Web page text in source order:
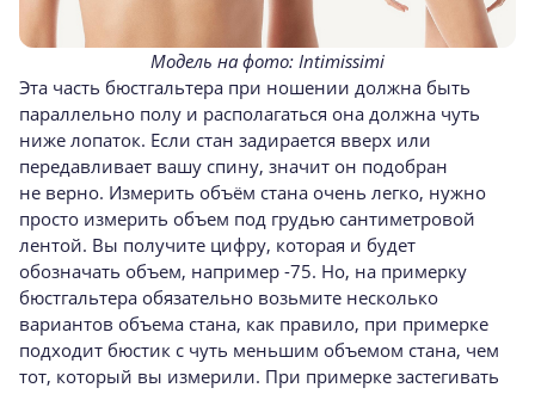
Модель на фото: Intimissimi
Эта часть бюстгальтера при ношении должна быть
параллельно полу и располагаться она должна чуть
ниже лопаток. Если стан задирается вверх или
передавливает вашу спину, значит он подобран
не верно. Измерить объём стана очень легко, нужно
просто измерить объем под грудью сантиметровой
лентой. Вы получите цифру, которая и будет
обозначать объем, например -75. Но, на примерку
бюстгальтера обязательно возьмите несколько
вариантов объема стана, как правило, при примерке
подходит бюстик с чуть меньшим объемом стана, чем
тот, который вы измерили. При примерке застегивать